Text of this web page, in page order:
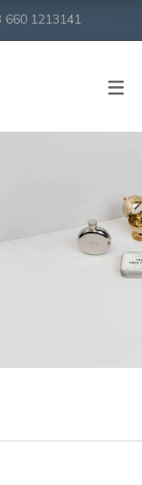
1213141